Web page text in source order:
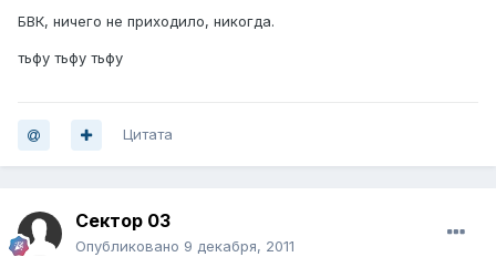
БВК, ничего не приходило, никогда.
тьфу тьфу тьфу
Цитата
Сектор 03
Опубликовано 9 декабря, 2011